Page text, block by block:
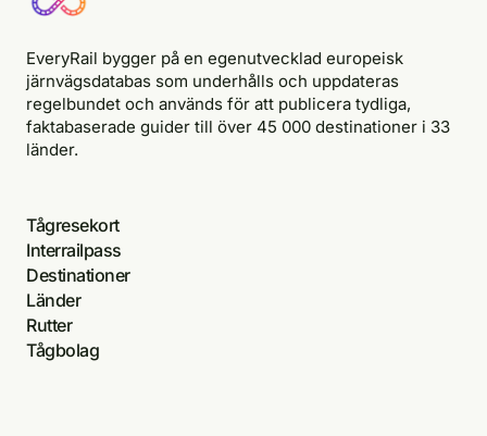
EveryRail bygger på en egenutvecklad europeisk
järnvägsdatabas som underhålls och uppdateras
regelbundet och används för att publicera tydliga,
faktabaserade guider till över 45 000 destinationer i 33
länder.
Tågresekort
Interrailpass
Destinationer
Länder
Rutter
Tågbolag